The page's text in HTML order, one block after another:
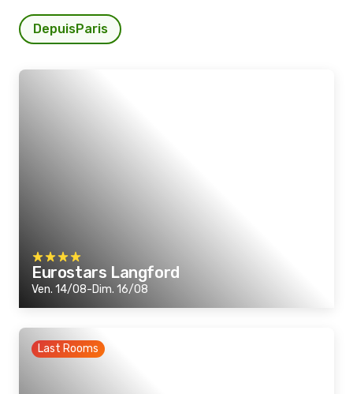
DepuisParis
Eurostars Langford
Ven. 14/08-Dim. 16/08
Last Rooms